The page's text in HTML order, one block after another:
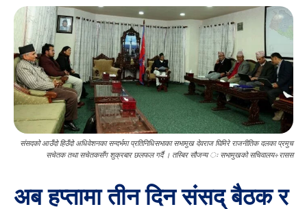
संसदको आउँदो हिउँदो अधिवेशनका सन्दर्भमा प्रतिनिधिसभाका सभामुख देवराज घिमिरे राजनीतिक दलका प्रमुच
सचेतक तथा सचेतकसँग शुक्रबार छलफल गर्दै । तस्बिर सौजन्य ः सभामुखको सचिवालय÷रासस
अब हप्तामा तीन दिन संसद् बैठक र